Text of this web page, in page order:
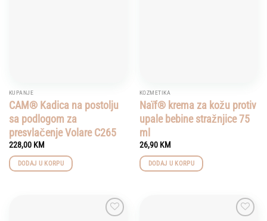
KUPANJE
CAM® Kadica na postolju
sa podlogom za
presvlačenje Volare C265
228,00 KM
DODAJ U KORPU
KOZMETIKA
Naïf® krema za kožu protiv
upale bebine stražnjice 75
ml
26,90 KM
DODAJ U KORPU